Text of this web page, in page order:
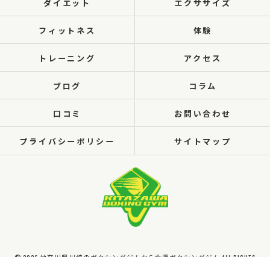
ダイエット エクササイズ
フィットネス 体験
トレーニング アクセス
ブログ コラム
口コミ お問い合わせ
プライバシーポリシー サイトマップ